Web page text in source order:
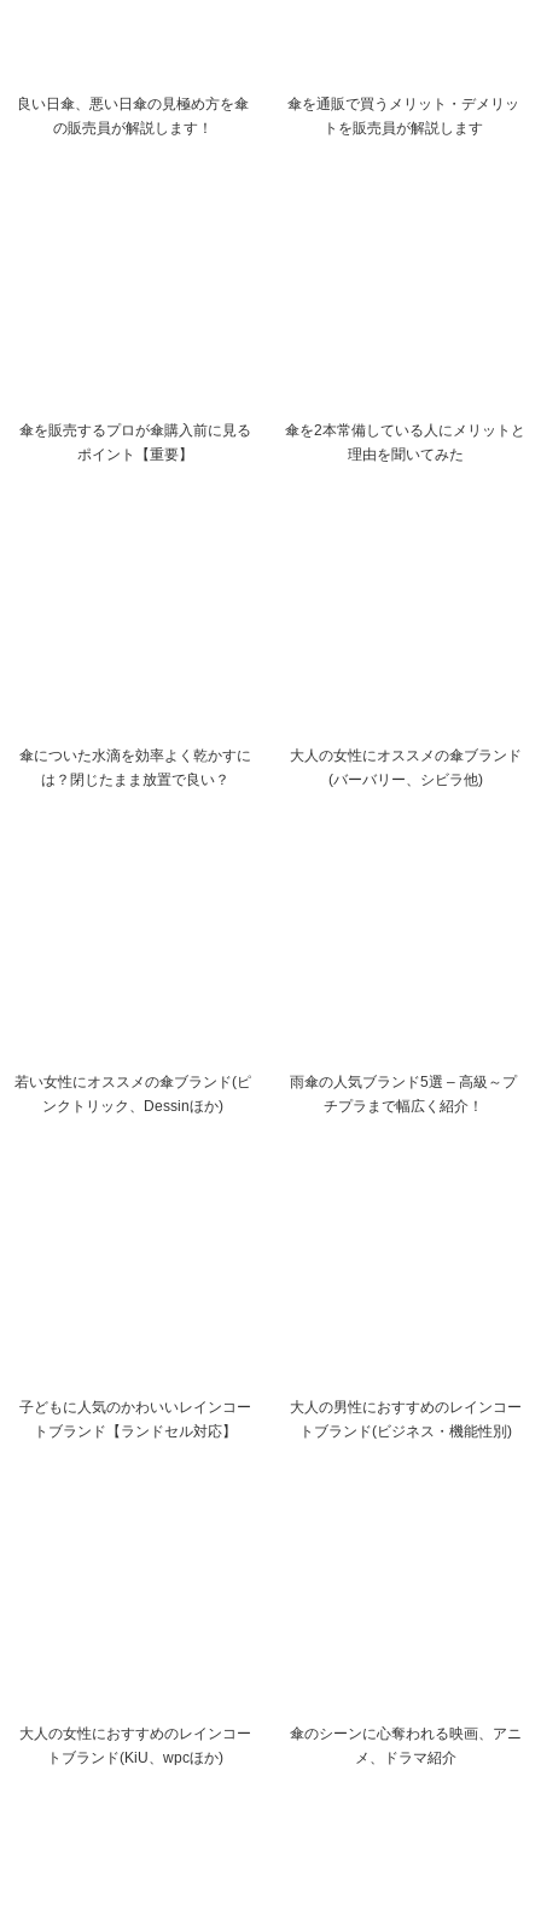
良い日傘、悪い日傘の見極め方を傘
の販売員が解説します！
傘を通販で買うメリット・デメリッ
トを販売員が解説します
傘を販売するプロが傘購入前に見る
ポイント【重要】
傘を2本常備している人にメリットと
理由を聞いてみた
傘についた水滴を効率よく乾かすに
は？閉じたまま放置で良い？
大人の女性にオススメの傘ブランド
(バーバリー、シビラ他)
若い女性にオススメの傘ブランド(ピ
ンクトリック、Dessinほか)
雨傘の人気ブランド5選 – 高級～プ
チプラまで幅広く紹介！
子どもに人気のかわいいレインコー
トブランド【ランドセル対応】
大人の男性におすすめのレインコー
トブランド(ビジネス・機能性別)
大人の女性におすすめのレインコー
トブランド(KiU、wpcほか)
傘のシーンに心奪われる映画、アニ
メ、ドラマ紹介